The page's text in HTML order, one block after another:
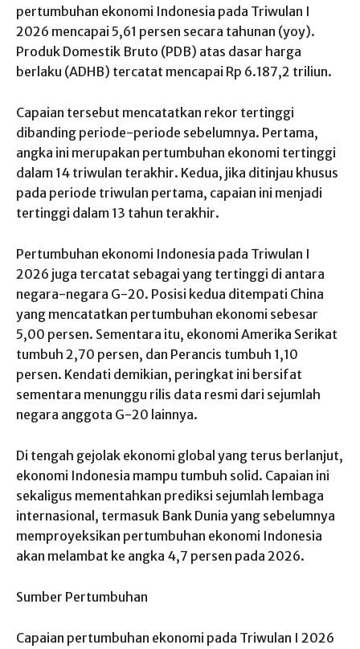
pertumbuhan ekonomi Indonesia pada Triwulan I
2026 mencapai 5,61 persen secara tahunan (yoy).
Produk Domestik Bruto (PDB) atas dasar harga
berlaku (ADHB) tercatat mencapai Rp 6.187,2 triliun.
Capaian tersebut mencatatkan rekor tertinggi
dibanding periode-periode sebelumnya. Pertama,
angka ini merupakan pertumbuhan ekonomi tertinggi
dalam 14 triwulan terakhir. Kedua, jika ditinjau khusus
pada periode triwulan pertama, capaian ini menjadi
tertinggi dalam 13 tahun terakhir.
Pertumbuhan ekonomi Indonesia pada Triwulan I
2026 juga tercatat sebagai yang tertinggi di antara
negara-negara G-20. Posisi kedua ditempati China
yang mencatatkan pertumbuhan ekonomi sebesar
5,00 persen. Sementara itu, ekonomi Amerika Serikat
tumbuh 2,70 persen, dan Perancis tumbuh 1,10
persen. Kendati demikian, peringkat ini bersifat
sementara menunggu rilis data resmi dari sejumlah
negara anggota G-20 lainnya.
Di tengah gejolak ekonomi global yang terus berlanjut,
ekonomi Indonesia mampu tumbuh solid. Capaian ini
sekaligus mementahkan prediksi sejumlah lembaga
internasional, termasuk Bank Dunia yang sebelumnya
memproyeksikan pertumbuhan ekonomi Indonesia
akan melambat ke angka 4,7 persen pada 2026.
Sumber Pertumbuhan
Capaian pertumbuhan ekonomi pada Triwulan I 2026